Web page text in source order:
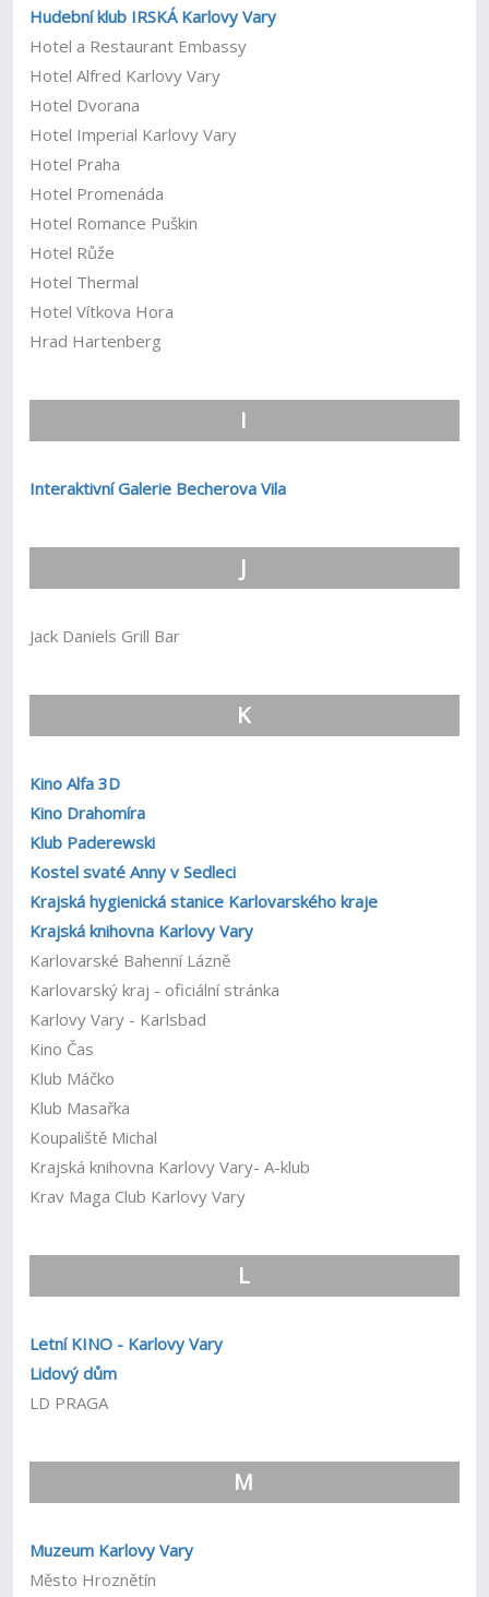
Hudební klub IRSKÁ Karlovy Vary
Hotel a Restaurant Embassy
Hotel Alfred Karlovy Vary
Hotel Dvorana
Hotel Imperial Karlovy Vary
Hotel Praha
Hotel Promenáda
Hotel Romance Puškin
Hotel Růže
Hotel Thermal
Hotel Vítkova Hora
Hrad Hartenberg
I
Interaktivní Galerie Becherova Vila
J
Jack Daniels Grill Bar
K
Kino Alfa 3D
Kino Drahomíra
Klub Paderewski
Kostel svaté Anny v Sedleci
Krajská hygienická stanice Karlovarského kraje
Krajská knihovna Karlovy Vary
Karlovarské Bahenní Lázně
Karlovarský kraj - oficiální stránka
Karlovy Vary - Karlsbad
Kino Čas
Klub Máčko
Klub Masařka
Koupaliště Michal
Krajská knihovna Karlovy Vary- A-klub
Krav Maga Club Karlovy Vary
L
Letní KINO - Karlovy Vary
Lidový dům
LD PRAGA
M
Muzeum Karlovy Vary
Město Hroznětín